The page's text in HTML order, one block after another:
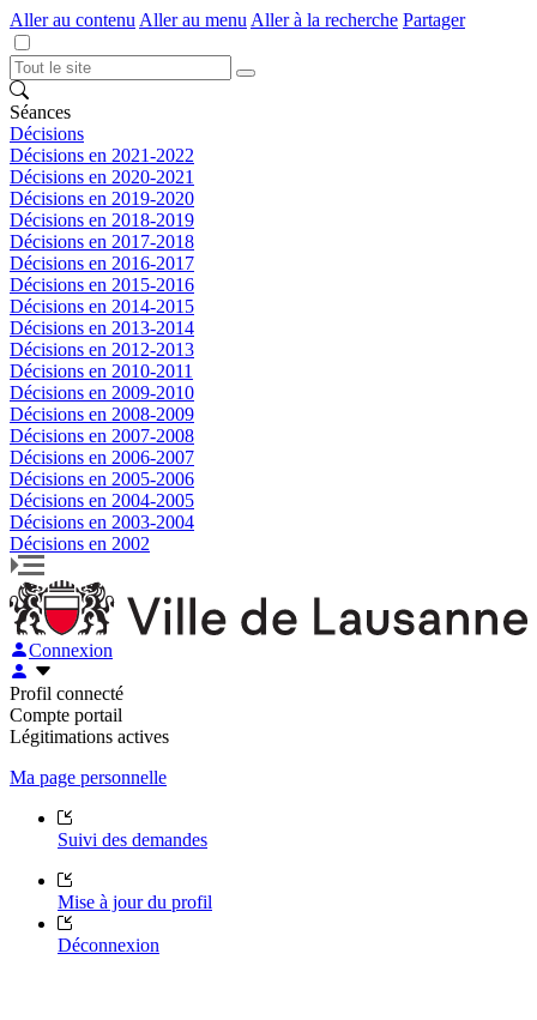
Aller au contenu Aller au menu Aller à la recherche Partager
Séances
Décisions
Décisions en 2021-2022
Décisions en 2020-2021
Décisions en 2019-2020
Décisions en 2018-2019
Décisions en 2017-2018
Décisions en 2016-2017
Décisions en 2015-2016
Décisions en 2014-2015
Décisions en 2013-2014
Décisions en 2012-2013
Décisions en 2010-2011
Décisions en 2009-2010
Décisions en 2008-2009
Décisions en 2007-2008
Décisions en 2006-2007
Décisions en 2005-2006
Décisions en 2004-2005
Décisions en 2003-2004
Décisions en 2002
Connexion
Profil connecté
Compte portail
Légitimations actives
Ma page personnelle
Suivi des demandes
Mise à jour du profil
Déconnexion